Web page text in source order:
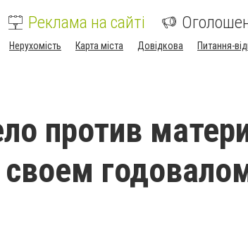
Реклама на сайті
Нерухомість Карта міста Довідкова Питання-
против